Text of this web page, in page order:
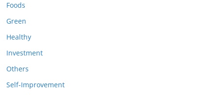
Foods
Green
Healthy
Investment
Others
Self-Improvement